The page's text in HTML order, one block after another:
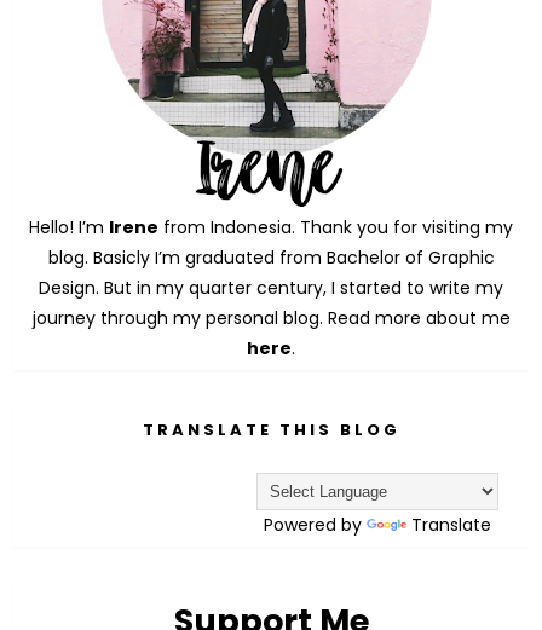
Hello! I’m Irene from Indonesia. Thank you for visiting my
blog. Basicly I’m graduated from Bachelor of Graphic
Design. But in my quarter century, I started to write my
journey through my personal blog. Read more about me
here.
TRANSLATE THIS BLOG
Powered by Translate
Support Me